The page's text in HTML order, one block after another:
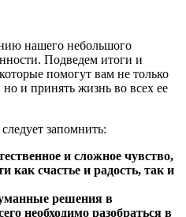
нашего небольшого
Подведем итоги и
помогут вам не только
но и принять жизнь во всех ее
запомнить:
и сложное чувство,
как счастье и радость, так и
решения в
необходимо разобраться в